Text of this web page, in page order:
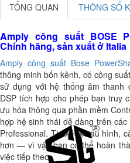
TỔNG QUAN THÔNG SỐ
Amply công suất BOSE
Chính hãng, sản xuất ở Italia
Amply công suất Bose
thông minh bốn kênh, có công
sử dụng với hệ thống âm thanh
DSP tích hợp cho phép bạn truy
ưu hóa thông qua phần mềm
hợp hệ sinh thái dễ dàng trên
Professional. Thiết kế, cấu hình,
hơn — vì vậy bạn có thể hoàn
việc tiếp theo.